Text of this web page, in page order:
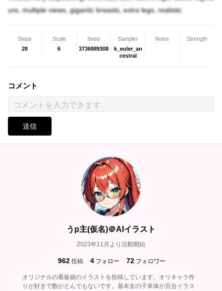
ure, multiple views, gigantic breasts, extra legs, realistic
Steps
28
Scale
6
Seed
3736889308
Sampler
k_euler_an
cestral
Noise Strength
コメント
送信
うp主(仮名)＠AIイラスト
2023年11月より活動開始
962 投稿 4 フォロー 72 フォロワー
オリジナルの看板娘のイラストを投稿しています。オリキャラ作
りが好きで数がとんでもないです。基本女の子単体か百合イラス